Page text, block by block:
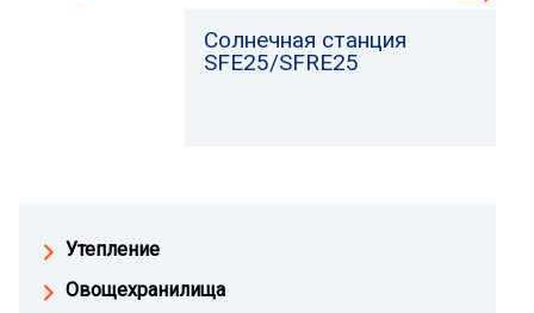
Утепление
Овощехранилища
Солнечная станция
SFE25/SFRE25